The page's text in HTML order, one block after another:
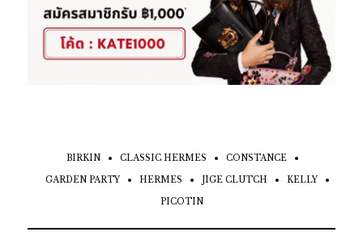
BIRKIN CLASSIC HERMES CONSTANCE
GARDEN PARTY HERMES JIGE CLUTCH KELLY
PICOTIN